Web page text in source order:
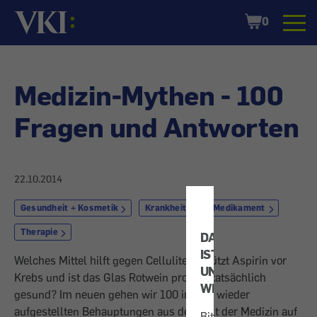
DATENSCHUTZ
IST
UNS
WICHTIG!
Startseite
Shopping
Cart
0
Medizin-Mythen - 100
Fragen und Antworten
22.10.2014
Gesundheit + Kosmetik Krankheit Medikament
Therapie
Welches Mittel hilft gegen Cellulite, schützt Aspirin vor
Krebs und ist das Glas Rotwein pro Tag tatsächlich
gesund? Im neuen gehen wir 100 immer wieder
aufgestellten Behauptungen aus der Welt der Medizin auf